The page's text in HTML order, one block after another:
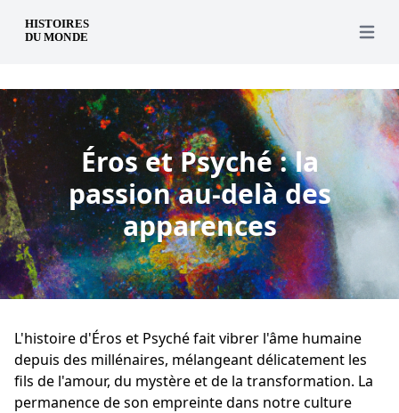
Open
Éros et Psyché : la
passion au-delà des
apparences
L'histoire d'Éros et Psyché fait vibrer l'âme humaine
depuis des millénaires, mélangeant délicatement les
fils de l'amour, du mystère et de la transformation. La
permanence de son empreinte dans notre culture